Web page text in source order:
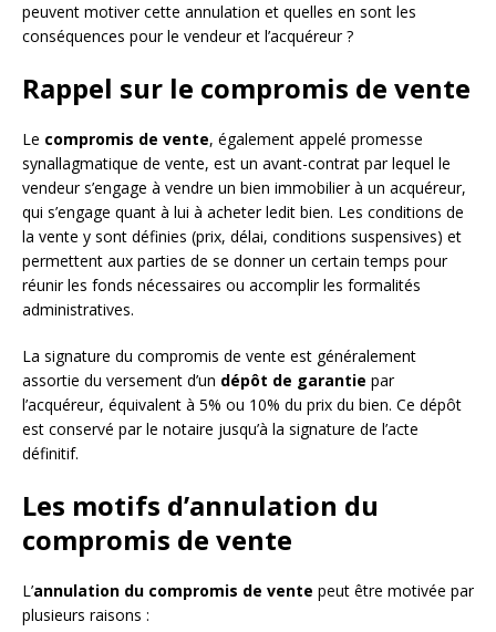
peuvent motiver cette annulation et quelles en sont les
conséquences pour le vendeur et l’acquéreur ?
Rappel sur le compromis de vente
Le compromis de vente, également appelé promesse
synallagmatique de vente, est un avant-contrat par lequel le
vendeur s’engage à vendre un bien immobilier à un acquéreur,
qui s’engage quant à lui à acheter ledit bien. Les conditions de
la vente y sont définies (prix, délai, conditions suspensives) et
permettent aux parties de se donner un certain temps pour
réunir les fonds nécessaires ou accomplir les formalités
administratives.
La signature du compromis de vente est généralement
assortie du versement d’un dépôt de garantie par
l’acquéreur, équivalent à 5% ou 10% du prix du bien. Ce dépôt
est conservé par le notaire jusqu’à la signature de l’acte
définitif.
Les motifs d’annulation du
compromis de vente
L’annulation du compromis de vente peut être motivée par
plusieurs raisons :